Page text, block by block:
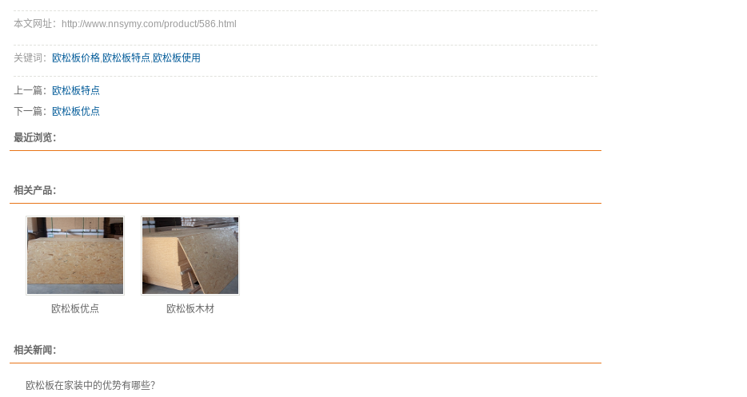
本文网址：http://www.nnsymy.com/product/586.html
关键词： 欧松板价格,欧松板特点,欧松板使用
上一篇： 欧松板特点
下一篇： 欧松板优点
最近浏览：
相关产品：
欧松板优点 欧松板木材
相关新闻：
欧松板在家装中的优势有哪些？